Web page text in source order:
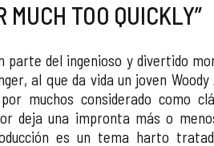
MUCH TOO QUICKLY”
parte del ingenioso y divertido
al que da vida un joven
muchos considerado como
deja una impronta más o
es un tema harto